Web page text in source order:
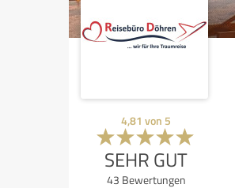
4,81 von 5
SEHR GUT
43 Bewertungen